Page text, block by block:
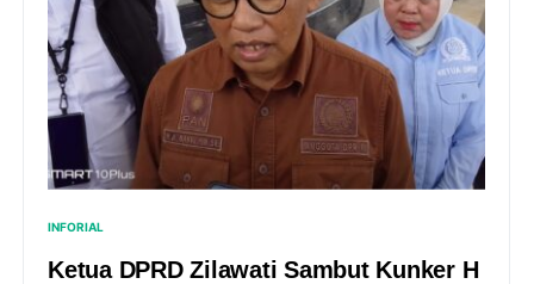
INFORIAL
Ketua DPRD Zilawati Sambut Kunker H